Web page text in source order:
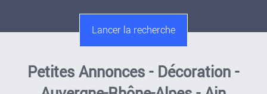
Petites Annonces - Décoration -